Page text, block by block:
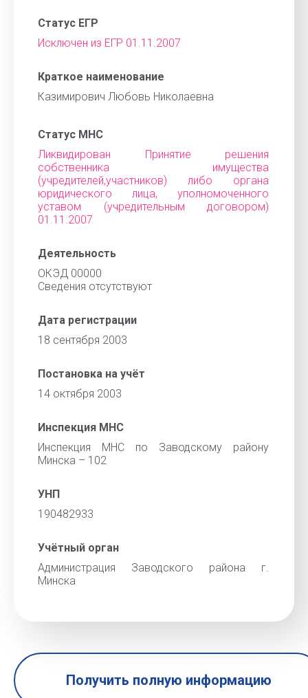
Статус ЕГР
Исключен из ЕГР 01.11.2007
Краткое наименование
Казимирович Любовь Николаевна
Статус МНС
Ликвидирован Принятие решения
собственника имущества
(учредителей,участников) либо органа
юридического лица, уполномоченного
уставом (учредительным договором)
01.11.2007
Деятельность
ОКЭД 00000
Cведения отсутствуют
Дата регистрации
18 сентября 2003
Постановка на учёт
14 октября 2003
Инспекция МНС
Инспекция МНС по Заводскому району
Минска – 102
УНП
190482933
Учётный орган
Администрация Заводского района г.
Минска
Получить полную информацию